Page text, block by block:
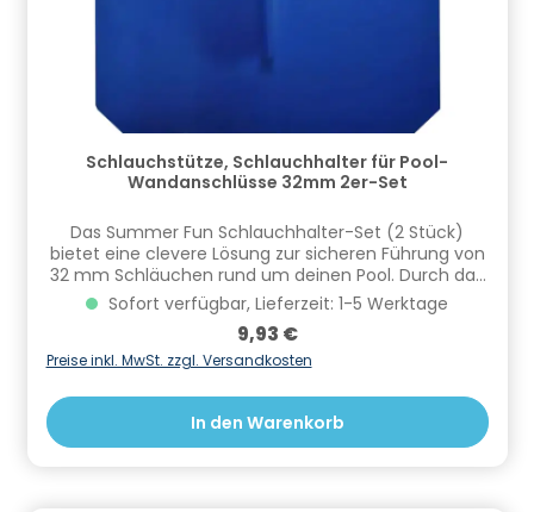
Schlauchstütze, Schlauchhalter für Pool-
Wandanschlüsse 32mm 2er-Set
​Das Summer Fun Schlauchhalter-Set (2 Stück)
bietet eine clevere Lösung zur sicheren Führung von
32 mm Schläuchen rund um deinen Pool. Durch das
durchdachte Design lässt sich das Zubehör
besonders einfach und schnell anbringen.Die Halter
sorgen nicht nur für festen Halt am Beckenauslauf,
sondern verhindern auch zuverlässig das Abrutschen
vermindern sie den Druck an der Poolwand und
tragen so zur Langlebigkeit deines Pools bei.Vorteile
auf einen Blick:Passend für 32 mm SchläucheSet mit
Sofort verfügbar, Lieferzeit: 1-5 Werktage
Regulärer Preis:
9,93 €
Preise inkl. MwSt. zzgl. Versandkosten
In den Warenkorb